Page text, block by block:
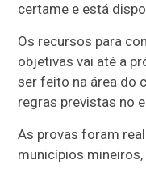
certame e está
Os recursos para
objetivas vai até a
ser feito na área do
regras previstas no
As provas foram
municípios